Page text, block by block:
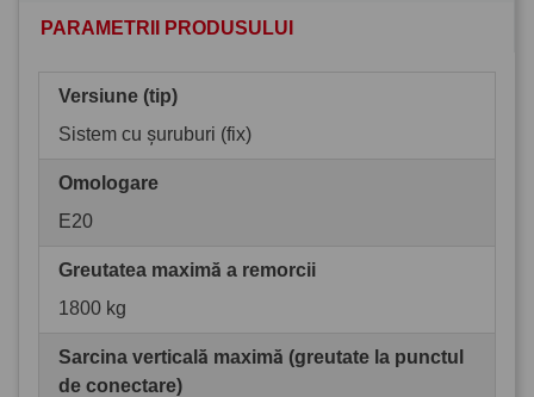
PARAMETRII PRODUSULUI
Versiune (tip)
Sistem cu șuruburi (fix)
Omologare
E20
Greutatea maximă a remorcii
1800 kg
Sarcina verticală maximă (greutate la punctul
de conectare)